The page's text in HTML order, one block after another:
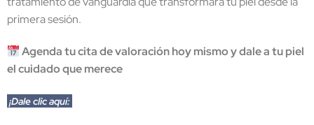
primera sesión.
Agenda tu cita de valoración hoy mismo y dale a tu piel
el cuidado que merece
¡Dale clic aquí: